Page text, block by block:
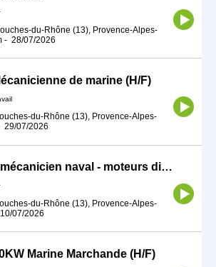
du-Rhône (13), Provence-Alpes-
- 28/07/2026
de marine (H/F)
du-Rhône (13), Provence-Alpes-
29/07/2026
Chef d'équipe mécanicien naval - moteurs diesel (H/F)
du-Rhône (13), Provence-Alpes-
10/07/2026
Marine Marchande (H/F)